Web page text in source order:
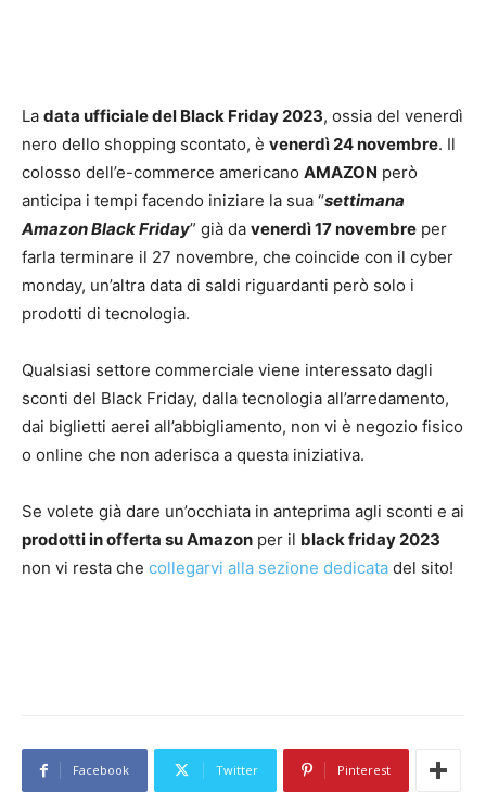
La data ufficiale del Black Friday 2023, ossia del venerdì
nero dello shopping scontato, è venerdì 24 novembre. Il
colosso dell’e-commerce americano AMAZON però
anticipa i tempi facendo iniziare la sua “settimana
Amazon Black Friday” già da venerdì 17 novembre per
farla terminare il 27 novembre, che coincide con il cyber
monday, un’altra data di saldi riguardanti però solo i
prodotti di tecnologia.
Qualsiasi settore commerciale viene interessato dagli
sconti del Black Friday, dalla tecnologia all’arredamento,
dai biglietti aerei all’abbigliamento, non vi è negozio fisico
o online che non aderisca a questa iniziativa.
Se volete già dare un’occhiata in anteprima agli sconti e ai
prodotti in offerta su Amazon per il black friday 2023
non vi resta che collegarvi alla sezione dedicata del sito!
Facebook Twitter Pinterest